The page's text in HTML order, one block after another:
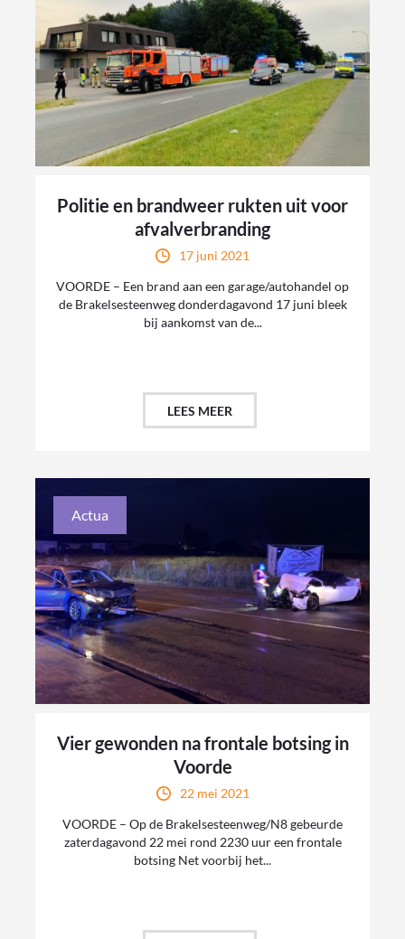
Politie en brandweer rukten uit voor
afvalverbranding
17 juni 2021
VOORDE – Een brand aan een garage/autohandel op
de Brakelsesteenweg donderdagavond 17 juni bleek
bij aankomst van de...
LEES MEER
Actua
Vier gewonden na frontale botsing in
Voorde
22 mei 2021
VOORDE – Op de Brakelsesteenweg/N8 gebeurde
zaterdagavond 22 mei rond 2230 uur een frontale
botsing Net voorbij het...